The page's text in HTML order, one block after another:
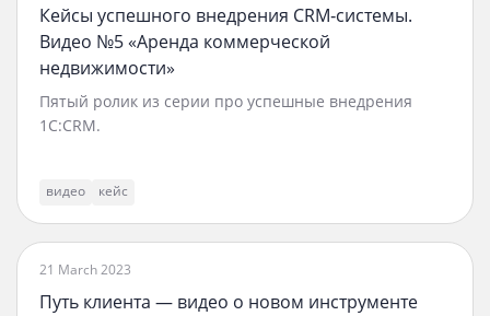
Кейсы успешного внедрения CRM‑системы.
Видео №5 «Аренда коммерческой
недвижимости»
Пятый ролик из серии про успешные внедрения
1C:CRM.
видео кейс
21 March 2023
Путь клиента — видео о новом инструменте